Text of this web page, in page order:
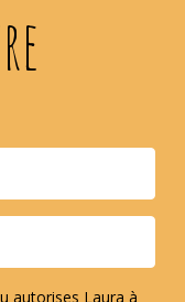
autorises Laura à